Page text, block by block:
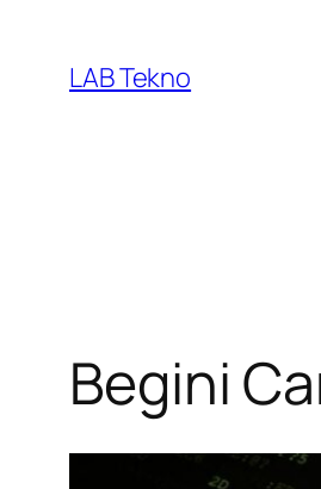
content
LAB Tekno
Begini